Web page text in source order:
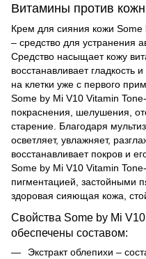
Витамины против
Крем для сияния кожи
– средство для устранения
Средство насыщает кожу
восстанавливает гладкость
на клетки уже с первого
Some by Mi V10 Vitamin
покраснения, шелушения,
старение. Благодаря
осветляет, увлажняет,
восстанавливает покров и
Some by Mi V10 Vitamin
пигментацией, застойными
здоровая сияющая кожа,
Свойства Some by Mi
обеспечены составом:
Экстракт облепихи –